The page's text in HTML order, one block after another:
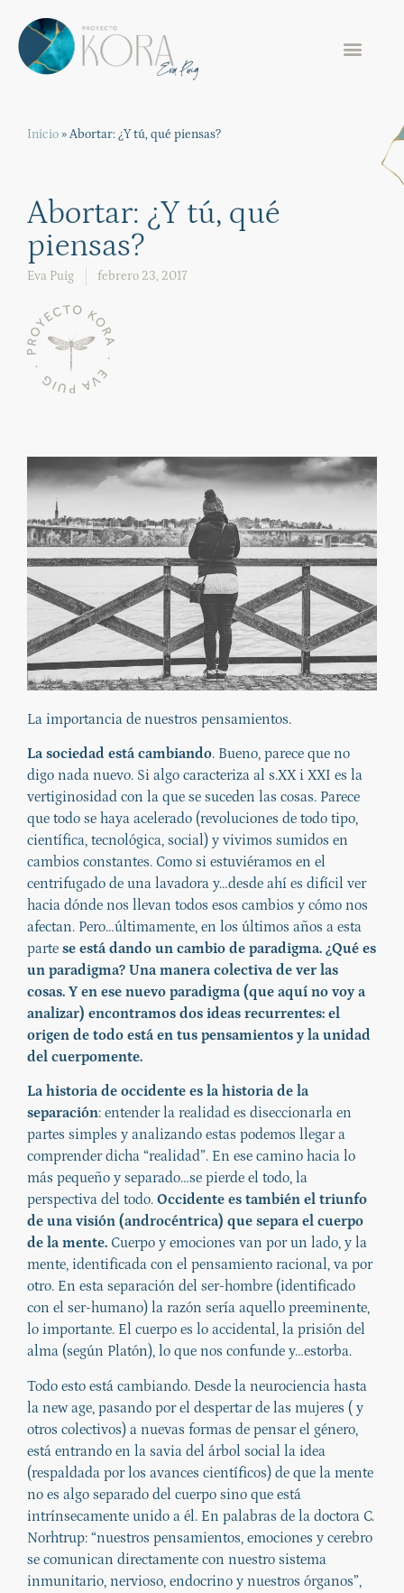
Inicio»Abortar: ¿Y tú, qué piensas?
Abortar: ¿Y tú, qué
piensas?
Eva Puig febrero 23, 2017
La importancia de nuestros pensamientos.
La sociedad está cambiando. Bueno, parece que no
digo nada nuevo. Si algo caracteriza al s.XX i XXI es la
vertiginosidad con la que se suceden las cosas. Parece
que todo se haya acelerado (revoluciones de todo tipo,
científica, tecnológica, social) y vivimos sumidos en
cambios constantes. Como si estuviéramos en el
centrifugado de una lavadora y…desde ahí es difícil ver
hacia dónde nos llevan todos esos cambios y cómo nos
afectan. Pero…últimamente, en los últimos años a esta
parte se está dando un cambio de paradigma. ¿Qué es
un paradigma? Una manera colectiva de ver las
cosas. Y en ese nuevo paradigma (que aquí no voy a
analizar) encontramos dos ideas recurrentes: el
origen de todo está en tus pensamientos y la unidad
del cuerpomente.
La historia de occidente es la historia de la
separación: entender la realidad es diseccionarla en
partes simples y analizando estas podemos llegar a
comprender dicha “realidad”. En ese camino hacia lo
más pequeño y separado…se pierde el todo, la
perspectiva del todo. Occidente es también el triunfo
de una visión (androcéntrica) que separa el cuerpo
de la mente. Cuerpo y emociones van por un lado, y la
mente, identificada con el pensamiento racional, va por
otro. En esta separación del ser-hombre (identificado
con el ser-humano) la razón sería aquello preeminente,
lo importante. El cuerpo es lo accidental, la prisión del
alma (según Platón), lo que nos confunde y…estorba.
Todo esto está cambiando. Desde la neurociencia hasta
la new age, pasando por el despertar de las mujeres ( y
otros colectivos) a nuevas formas de pensar el género,
está entrando en la savia del árbol social la idea
(respaldada por los avances científicos) de que la mente
no es algo separado del cuerpo sino que está
intrínsecamente unido a él. En palabras de la doctora C.
Norhtrup: “nuestros pensamientos, emociones y cerebro
se comunican directamente con nuestro sistema
inmunitario, nervioso, endocrino y nuestros órganos”,